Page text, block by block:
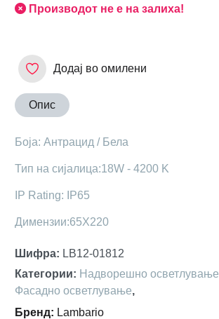
Производот не е на залиха!
Додај во омилени
Опис
Боја: Антрацид / Бела
Тип на сијалица:18W - 4200 K
IP Rating: IP65
Димензии:65X220
Шифра: LB12-01812
Категории: Надворешно осветлување
Фасадно осветлување,
Бренд: Lambario